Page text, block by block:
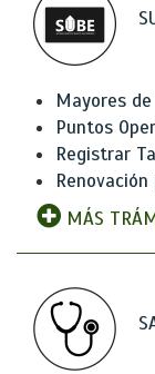
Mayores
Puntos
Registrar
MÁS